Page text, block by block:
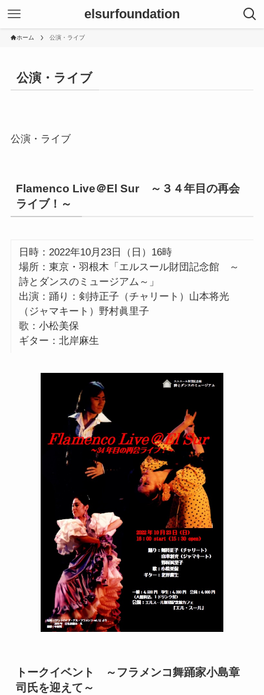
elsurfoundation
ホーム 公演・ライブ
公演・ライブ
公演・ライブ
Flamenco Live＠El Sur ～３４年目の再会
ライブ！～
日時：2022年10月23日（日）16時
場所：東京・羽根木「エルスール財団記念館 ～
詩とダンスのミュージアム～」
出演：踊り：剣持正子（チャリート）山本将光
（ジャマキート）野村眞里子
歌：小松美保
ギター：北岸麻生
トークイベント ～フラメンコ舞踊家小島章
司氏を迎えて～